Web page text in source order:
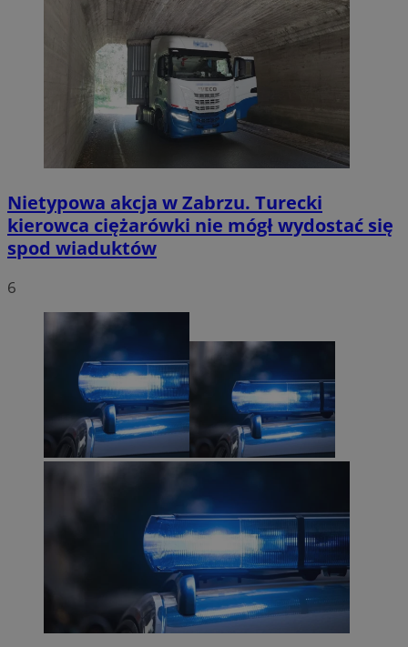
Nietypowa akcja w Zabrzu. Turecki
kierowca ciężarówki nie mógł wydostać się
spod wiaduktów
6